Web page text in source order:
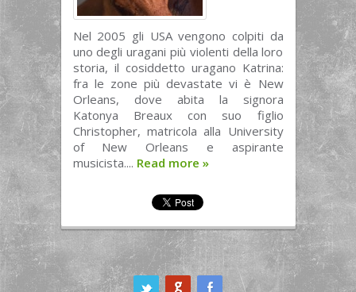
Nel 2005 gli USA vengono colpiti da
uno degli uragani più violenti della loro
storia, il cosiddetto uragano Katrina:
fra le zone più devastate vi è New
Orleans, dove abita la signora
Katonya Breaux con suo figlio
Christopher, matricola alla University
of New Orleans e aspirante
musicista.... Read more »